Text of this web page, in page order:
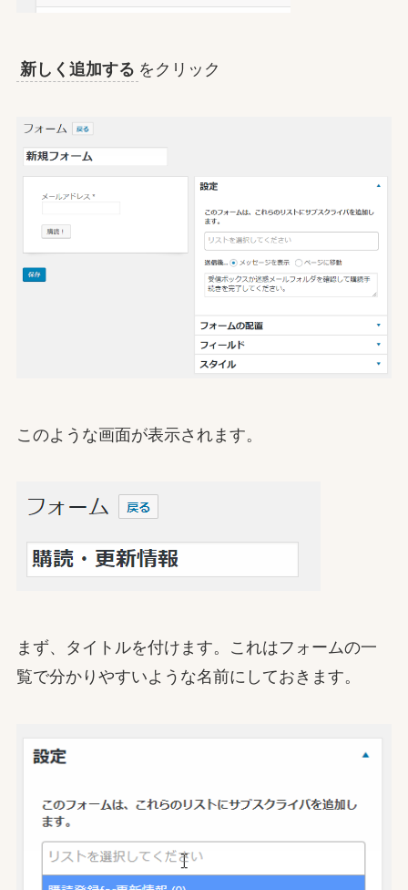
新しく追加する をクリック
このような画面が表示されます。
まず、タイトルを付けます。これはフォームの一
覧で分かりやすいような名前にしておきます。